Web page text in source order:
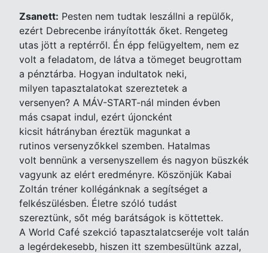
Zsanett: Pesten nem tudtak leszállni a repülők,
ezért Debrecenbe irányították őket. Rengeteg
utas jött a reptérről. Én épp felügyeltem, nem ez
volt a feladatom, de látva a tömeget beugrottam
a pénztárba. Hogyan indultatok neki,
milyen tapasztalatokat szereztetek a
versenyen? A MÁV-START-nál minden évben
más csapat indul, ezért újoncként
kicsit hátrányban éreztük magunkat a
rutinos versenyzőkkel szemben. Hatalmas
volt bennünk a versenyszellem és nagyon büszkék
vagyunk az elért eredményre. Köszönjük Kabai
Zoltán tréner kollégánknak a segítséget a
felkészülésben. Életre szóló tudást
szereztünk, sőt még barátságok is köttettek.
A World Café szekció tapasztalatcseréje volt talán
a legérdekesebb, hiszen itt szembesültünk azzal,